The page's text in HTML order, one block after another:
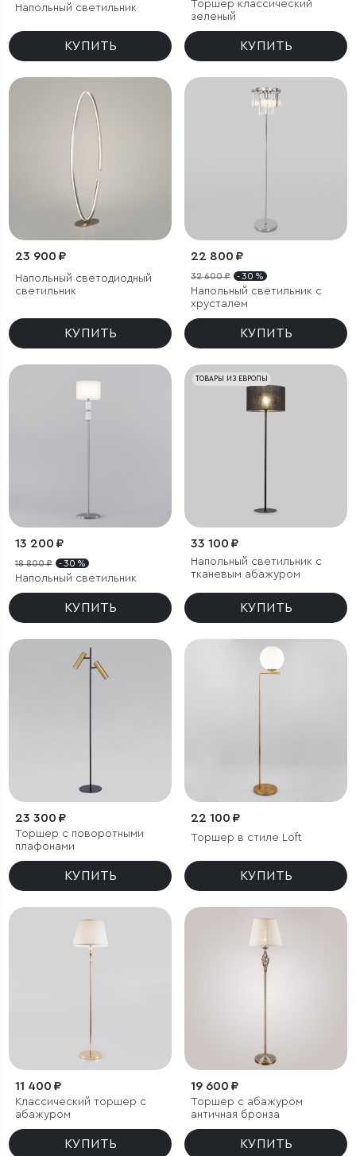
Напольный светильник
КУПИТЬ
Торшер классический
зеленый
КУПИТЬ
23 900 ₽
Напольный светодиодный
светильник
КУПИТЬ
22 800 ₽
32 600 ₽ - 30 %
Напольный светильник с
хрусталем
КУПИТЬ
13 200 ₽
18 800 ₽ - 30 %
Напольный светильник
КУПИТЬ
ТОВАРЫ ИЗ ЕВРОПЫ
33 100 ₽
Напольный светильник с
тканевым абажуром
КУПИТЬ
23 300 ₽
Торшер с поворотными
плафонами
КУПИТЬ
22 100 ₽
Торшер в стиле Loft
КУПИТЬ
11 400 ₽
Классический торшер с
абажуром
КУПИТЬ
19 600 ₽
Торшер с абажуром
античная бронза
КУПИТЬ